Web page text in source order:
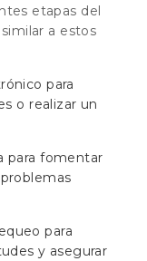
etapas del
a estos
para
o realizar un
para fomentar
para
y asegurar